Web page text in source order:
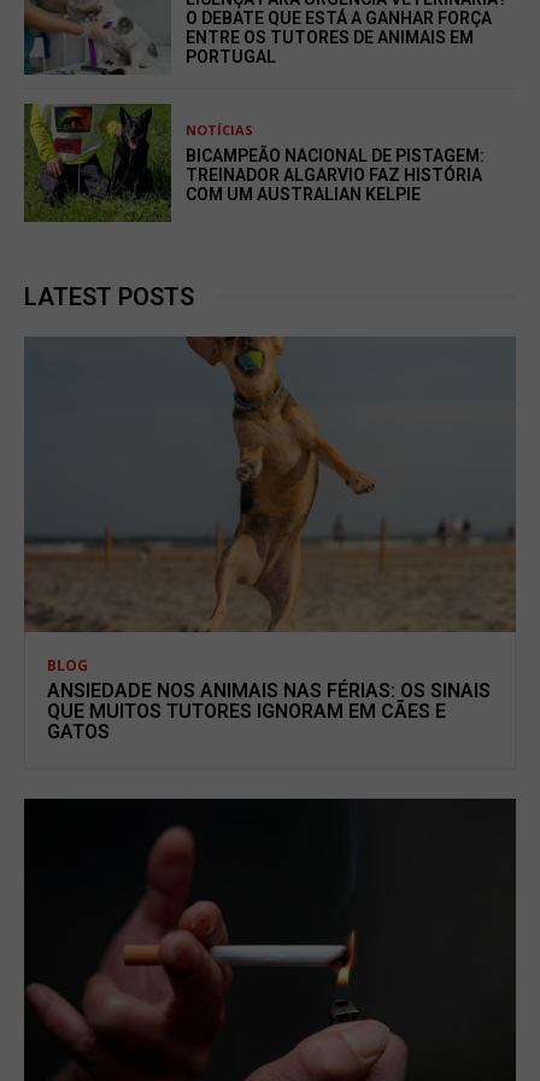
O DEBATE QUE ESTÁ A GANHAR FORÇA
ENTRE OS TUTORES DE ANIMAIS EM
PORTUGAL
NOTÍCIAS
BICAMPEÃO NACIONAL DE PISTAGEM:
TREINADOR ALGARVIO FAZ HISTÓRIA
COM UM AUSTRALIAN KELPIE
LATEST POSTS
BLOG
ANSIEDADE NOS ANIMAIS NAS FÉRIAS: OS SINAIS
QUE MUITOS TUTORES IGNORAM EM CÃES E
GATOS